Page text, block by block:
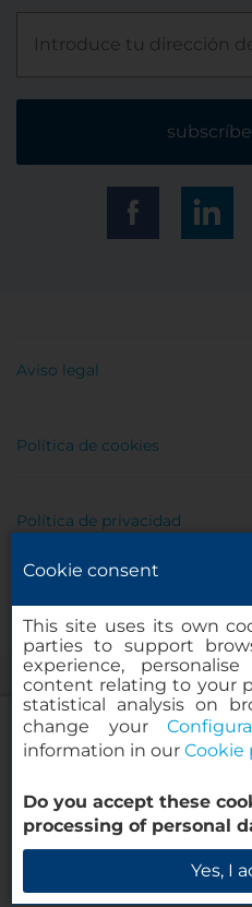
NH Collection León
Verificar
Aviso legal
Política de cookies
Política de privacidad
© 2000-2026 MINOR HOTELS
120. 28003
Cookie consent
This site uses its own
parties to support
experience,
content relating to your
statistical analysis on
change your
information in our Cookie
Do you accept these
processing of personal
Yes, I